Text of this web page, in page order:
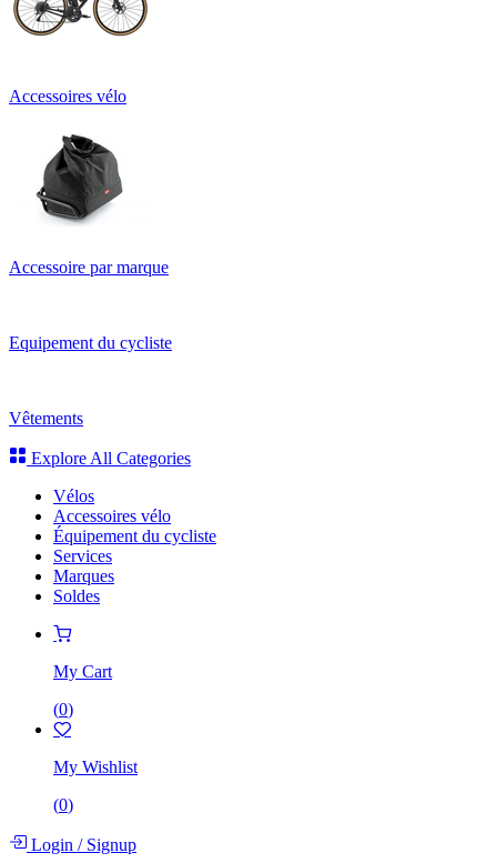
Accessoires vélo
Accessoire par marque
Equipement du cycliste
Vêtements
Explore All Categories
Vélos
Accessoires vélo
Équipement du cycliste
Services
Marques
Soldes
My Cart
(0)
My Wishlist
(0)
Login /Signup